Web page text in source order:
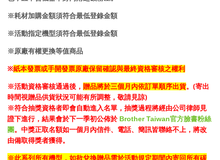
※耗材加購金額須符合最低登錄金額
※活動指定機型須符合最低登錄金額
※原廠有權更換等值商品
※紙本發票或手開發票原廠保留確認與最終資格審核之權利
※活動資格審核通過後， 贈品將於三個月內依訂單順序出貨。 (寄出
時間視贈品供貨狀況可能有所調整，敬請見諒)
※符合抽獎資格者即會自動進入名單，抽獎過程將經由公司律師見
證下進行，結果會於下一季初公佈於 Brother Taiwan官方臉書粉絲
團。中獎正取名額如一個月內信件、電話、簡訊皆聯絡不上，將改
由備取得獎者獲得。
※此系列所有機型， 如欲兌換贈品需於活動規定期間內寄回所有碳